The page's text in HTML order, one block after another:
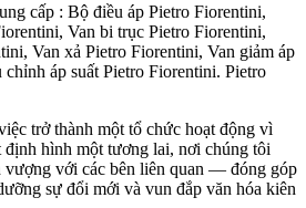
cấp : Bộ điều áp Pietro Fiorentini,
Van bi trục Pietro Fiorentini,
Van xả Pietro Fiorentini, Van giảm áp
áp suất Pietro Fiorentini. Pietro
trở thành một tổ chức hoạt động vì
định hình một tương lai, nơi chúng tôi
vượng với các bên liên quan — đóng góp
sự đổi mới và vun đắp văn hóa kiên